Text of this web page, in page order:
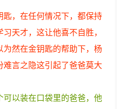
匙，在任何情况下，都保持
天才，这让他喜不自胜，
为然在金钥匙的帮助下，杨
言之隐这引起了爸爸莫大
可以装在口袋里的爸爸，他